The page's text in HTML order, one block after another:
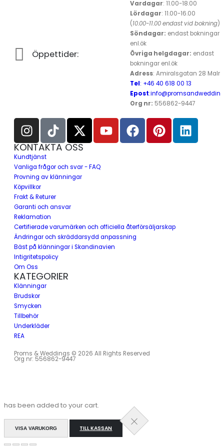
Öppettider:
Vardagar: 11.00-18.00
Lördagar: 11.00-16.00
(10.00-11.00 endast vid bokning)
Söndagar: endast bokningar
enl.ök
Övriga helgdagar: endast
bokningar enl.ök
Adress: Amiralsgatan 28
Tel: +46 40 618 ​00 13
Epost
Org nr: 556862-9447
KONTAKTA OSS
Kundtjänst
Vanliga frågor och svar - FAQ
Provning av klänningar
Köpvillkor
Frakt & Returer
Garanti och ansvar
Reklamation
Certifierade varumärken och officiella återförsäljarskap
Ändringar och skräddarsydd anpassning
Bäst på klänningar i Skandinavien
Intigritetspolicy
Om Oss
KATEGORIER
Klänningar
Brudskor
Smycken
Tillbehör
Underkläder
REA
Proms & Weddings © 2026 All Rights Reserved
Org nr: 556862-9447
has been added to your cart.
VISA VARUKORG TILL KASSAN